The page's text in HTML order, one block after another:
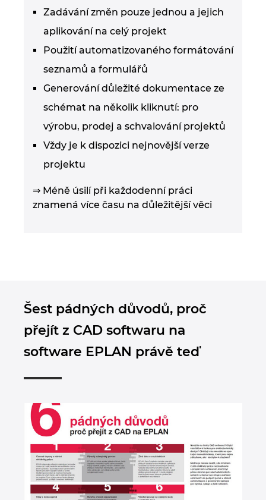
Zadávání změn pouze jednou a jejich
aplikování na celý projekt
Použití automatizovaného formátování
seznamů a formulářů
Generování důležité dokumentace ze
schémat na několik kliknutí: pro
výrobu, prodej a schvalování projektů
Vždy je k dispozici nejnovější verze
projektu
⇒ Méně úsilí při každodenní práci
znamená více času na důležitější věci
Šest pádných důvodů, proč
přejít z CAD softwaru na
software EPLAN právě teď